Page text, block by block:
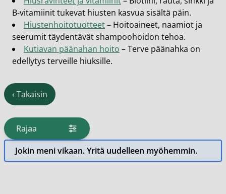
B-vitamiinit tukevat hiusten kasvua sisältä päin.
Hiustenhoitotuotteet– Hoitoaineet, naamiot ja
seerumit täydentävät shampoohoidon tehoa.
Kutiavan päänahan hoito – Terve päänahka on
edellytys terveille hiuksille.
Rajaa
tuotteita
Jokin meni vikaan. Yritä uudelleen myöhemmin.
‹ Takaisin